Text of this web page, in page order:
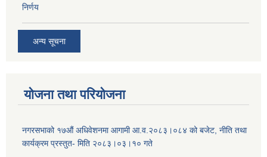
निर्णय
अन्य सूचना
योजना तथा परियोजना
नगरसभाको १७औं अधिवेशनमा आगामी आ.व.२०८३।०८४ को बजेट, नीति तथा
कार्यक्रम प्रस्तुत- मिति २०८३।०३।१० गते